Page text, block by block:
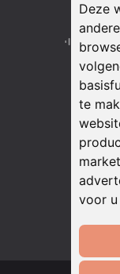
Deze
te
voor